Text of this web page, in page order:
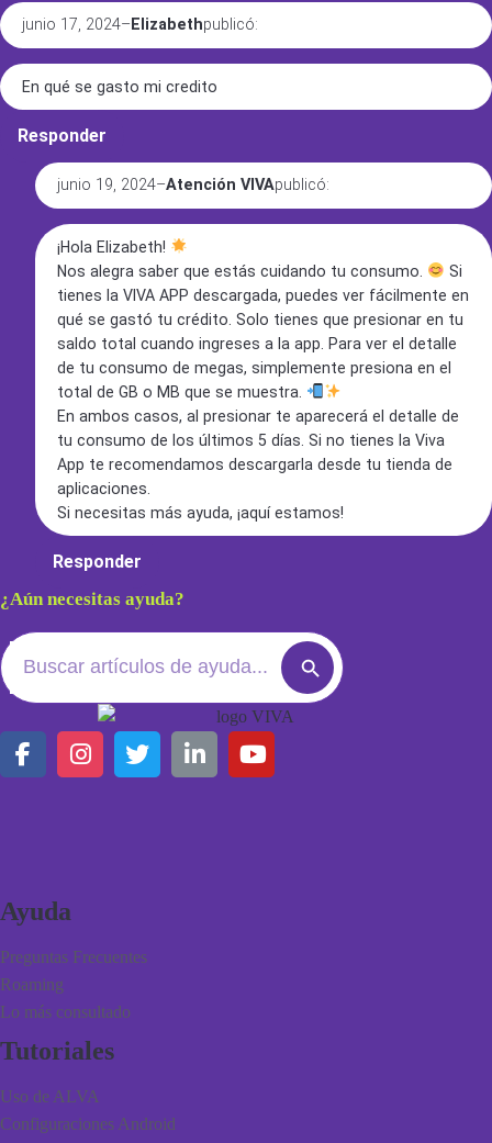
junio 17, 2024– Elizabethpublicó:
En qué se gasto mi credito
Responder
junio 19, 2024–Atención VIVApublicó:
¡Hola Elizabeth!
Nos alegra saber que estás cuidando tu consumo.
Si
tienes la VIVA APP descargada, puedes ver fácilmente en
qué se gastó tu crédito. Solo tienes que presionar en tu
saldo total cuando ingreses a la app. Para ver el detalle
de tu consumo de megas, simplemente presiona en el
total de GB o MB que se muestra.
En ambos casos, al presionar te aparecerá el detalle de
tu consumo de los últimos 5 días. Si no tienes la Viva
App te recomendamos descargarla desde tu tienda de
aplicaciones.
Si necesitas más ayuda, ¡aquí estamos!
Responder
¿Aún necesitas ayuda?
Search
for:
Search
Button
Ayuda
Preguntas Frecuentes
Roaming
Lo más consultado
Tutoriales
Uso de ALVA
Configuraciones Android